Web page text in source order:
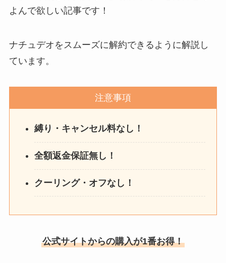
よんで欲しい記事です！
ナチュデオをスムーズに解約できるように解説し
ています。
注意事項
縛り・キャンセル料なし！
全額返金保証無し！
クーリング・オフなし！
公式サイトからの購入が1番お得！